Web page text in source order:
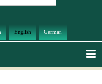
English German